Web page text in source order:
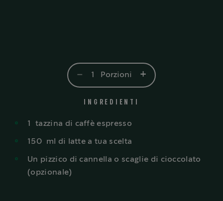
- 1 Porzioni +
INGREDIENTI
1 tazzina di caffè espresso
150 ml di latte a tua scelta
Un pizzico di cannella o scaglie di cioccolato
(opzionale)